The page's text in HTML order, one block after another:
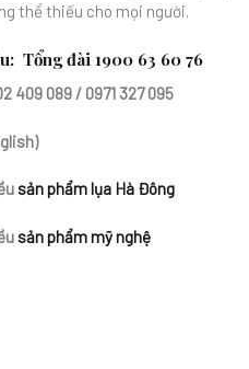
thể thiếu cho mọi người.
Tổng đài 1900 63 60 76
409 089 / 0971 327 095
sản phẩm lụa Hà Đông
sản phẩm mỹ nghệ